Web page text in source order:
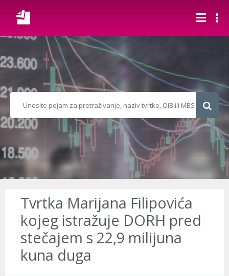
Tvrtka Marijana Filipovića
kojeg istražuje DORH pred
stečajem s 22,9 milijuna
kuna duga